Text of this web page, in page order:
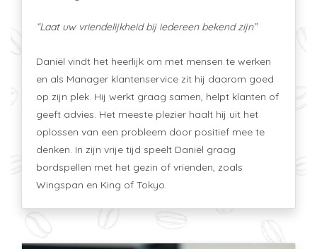
“Laat uw vriendelijkheid bij iedereen bekend zijn”
Daniël vindt het heerlijk om met mensen te werken
en als Manager klantenservice zit hij daarom goed
op zijn plek. Hij werkt graag samen, helpt klanten of
geeft advies. Het meeste plezier haalt hij uit het
oplossen van een probleem door positief mee te
denken. In zijn vrije tijd speelt Daniël graag
bordspellen met het gezin of vrienden, zoals
Wingspan en King of Tokyo.